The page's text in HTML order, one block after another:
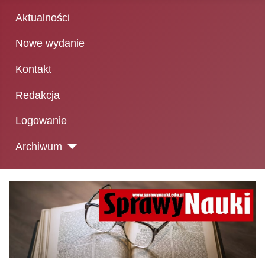
Aktualności
Nowe wydanie
Kontakt
Redakcja
Logowanie
Archiwum